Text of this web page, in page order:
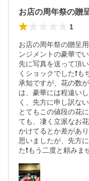
1
お店の周年祭の贈呈
ンジメントの豪華で
先に写真を送って頂
くショックでした❗️
承知ですが、花の数
は、豪華には程遠い
く、先方に申し訳な
とてもこの値段の花
ても、凄く立派なお
かけてるとか差があ
思いましたが、先方
た❗️もう二度と頼みま